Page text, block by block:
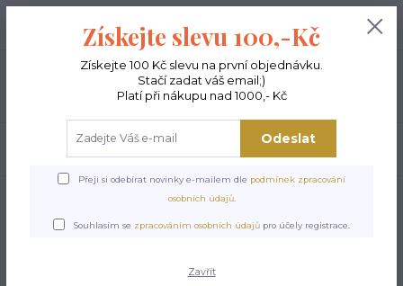
Po - Pá 9-15:00 0,00 Kč
TANEČNÍ BOTY A PIŠKOTY
Taneční boty StepUP
Získejte slevu 100,-Kč
Získejte 100 Kč slevu na první objednávku.
Stačí zadat váš email;)
Platí při nákupu nad 1000,- Kč
Odeslat
Přeji si odebírat novinky e-mailem dle podmínek zpracování
osobních údajů.
Souhlasím se zpracováním osobních údajů pro účely registrace.
Zavřít